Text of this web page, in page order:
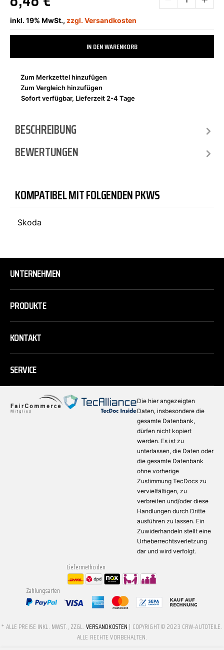
inkl. 19% MwSt., zzgl. Versandkosten
IN DEN WARENKORB
Zum Merkzettel hinzufügen
Zum Vergleich hinzufügen
Sofort verfügbar, Lieferzeit 2-4 Tage
BESCHREIBUNG
BEWERTUNGEN
KOMPATIBEL MIT FOLGENDEN PKWS
Skoda
UNTERNEHMEN
PRODUKTE
KONTAKT
SERVICE
Die hier angezeigten
Daten, insbesondere die
gesamte Datenbank,
dürfen nicht kopiert
werden. Es ist zu
unterlassen, die Daten oder
die gesamte Datenbank
ohne vorherige
Zustimmung TecDocs zu
vervielfältigen, zu
verbreiten und/oder diese
Handlungen durch Dritte
ausführen zu lassen. Ein
Zuwiderhandeln stellt eine
Urheberrechtsverletzung
dar und wird verfolgt.
Liefermethoden
Zahlungsarten
* ALLE PREISE INKL. MWST., ZZGL. VERSANDKOSTEN | COPYRIGHT © 2023 CRW-AUTOTEILE.
ALLE RECHTE VORBEHALTEN.